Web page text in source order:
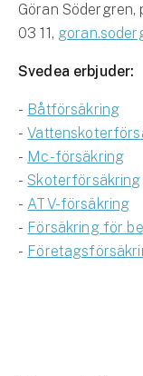
Göran
03 11,
Svedea erbjuder:
- Båtförsäkring
-
- Mc-försäkring
-Skoterförsäkring
- ATV-försäkring
- Försäkring för
-